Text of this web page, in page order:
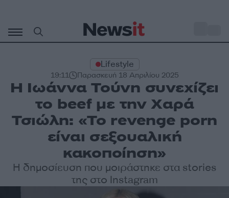
περιεχόμενο
Lifestyle
19:11 Παρασκευή 18 Απριλίου 2025
Η Ιωάννα Τούνη συνεχίζει
το beef με την Χαρά
Τσιώλη: «Το revenge porn
είναι σεξουαλική
κακοποίηση»
Η δημοσίευση που μοιράστηκε στα stories
της στο Instagram